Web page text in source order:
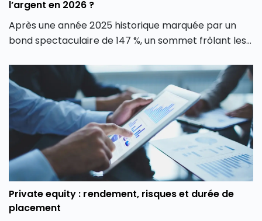
l’argent en 2026 ?
Après une année 2025 historique marquée par un
bond spectaculaire de 147 %, un sommet frôlant les
depuis ce pic, l’argent cristallise de plus en plus
l’attention des investisseurs comme des traders.
Mais l’argent constitue-t-il toujours une opportunité
d’investissement en Bourse en 2026 ? Découvrez
comment vous positionner sur l’argent
intelligemment si vous souhaitez ajouter ce métal à
votre portefeuille cette année.
Private equity : rendement, risques et durée de
placement